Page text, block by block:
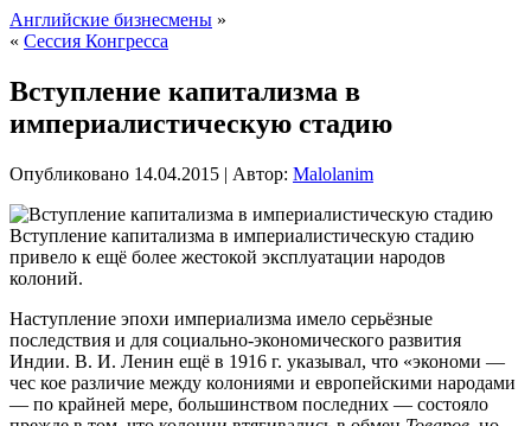
Английские бизнесмены »
« Сессия Конгресса
Вступление капитализма в
империалистическую стадию
Опубликовано 14.04.2015 | Автор: Malolanim
Вступление капитализма в империалистическую стадию
привело к ещё более жестокой эксплуатации народов
колоний.
Наступление эпохи империализма имело серьёзные
последствия и для социально-экономического развития
Индии. В. И. Ленин ещё в 1916 г. указывал, что «экономи —
чес кое различие между колониями и европейскими народами
— по крайней мере, большинством последних — состояло